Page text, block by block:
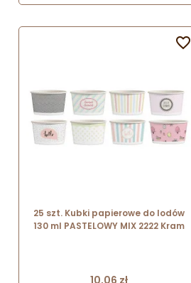
25 szt. Kubki papierowe do lodów
130 ml PASTELOWY MIX 2222 Kram
Cena
